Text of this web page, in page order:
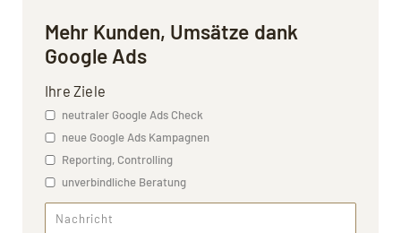
Mehr Kunden, Umsätze dank
Google Ads
Ihre Ziele
neutraler Google Ads Check
neue Google Ads Kampagnen
Reporting, Controlling
unverbindliche Beratung
Nachricht